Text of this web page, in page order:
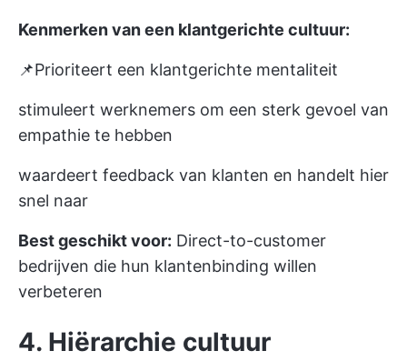
Kenmerken van een klantgerichte cultuur:
📌Prioriteert een klantgerichte mentaliteit
stimuleert werknemers om een sterk gevoel van
empathie te hebben
waardeert feedback van klanten en handelt hier
snel naar
Best geschikt voor: Direct-to-customer
bedrijven die hun klantenbinding willen
verbeteren
4. Hiërarchie cultuur